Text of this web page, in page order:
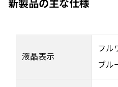
新製品の主な仕様
液晶表示
フル
ブル